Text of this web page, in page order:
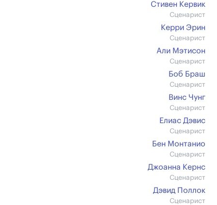
Стивен Кервик
Сценарист
Керри Эрин
Сценарист
Али Мэтисон
Сценарист
Боб Браш
Сценарист
Винс Чунг
Сценарист
Елиас Дэвис
Сценарист
Бен Монтанио
Сценарист
Джоанна Кернс
Сценарист
Дэвид Поллок
Сценарист